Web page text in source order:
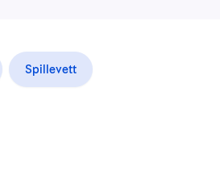
Spillevett